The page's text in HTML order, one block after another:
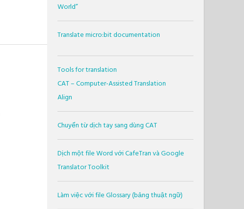
World”
Translate micro:bit documentation
Tools for translation
CAT – Computer-Assisted Translation
Align
Chuyển từ dịch tay sang dùng CAT
Dịch một file Word với CafeTran và Google
Translator Toolkit
Làm việc với file Glossary (bảng thuật ngữ)